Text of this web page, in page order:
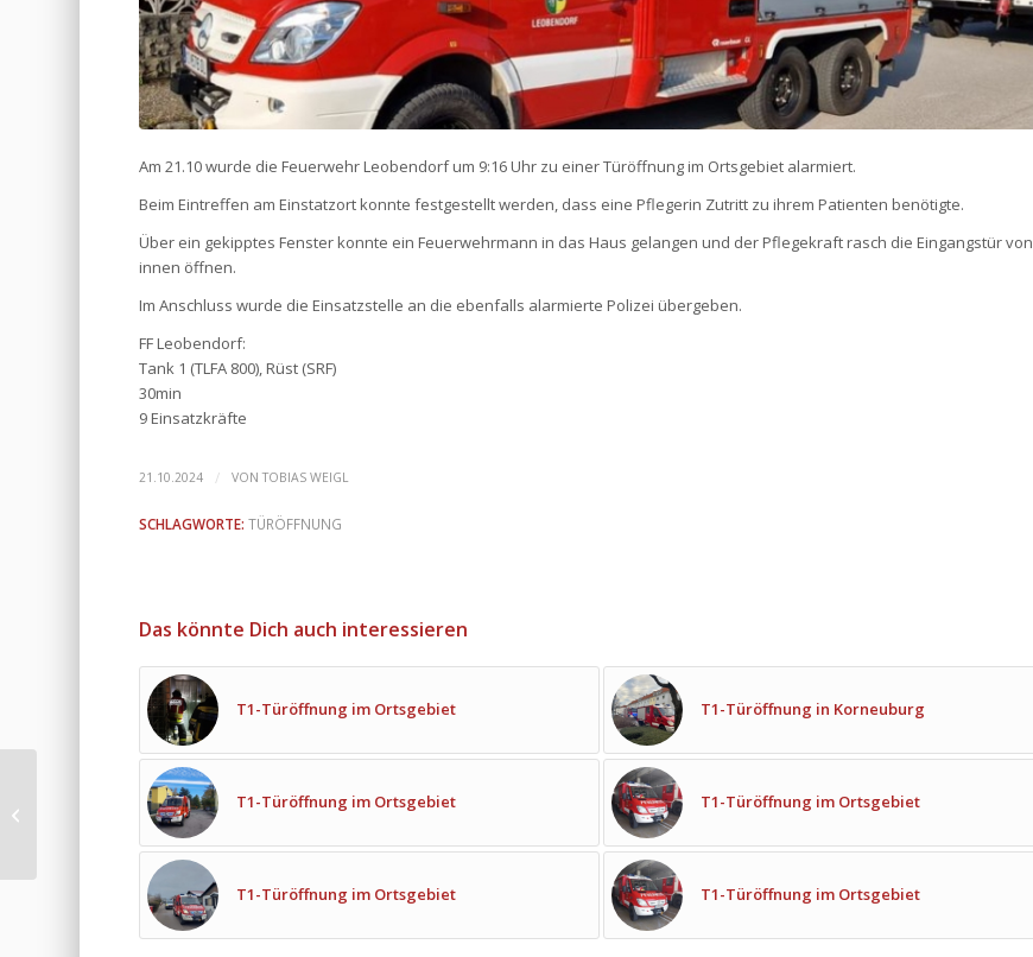
Am 21.10 wurde die Feuerwehr Leobendorf um 9:16 Uhr zu einer Türöffnung im Ortsgebiet alarmiert.
Beim Eintreffen am Einstatzort konnte festgestellt werden, dass eine Pflegerin Zutritt zu ihrem Patienten benötigte.
Über ein gekipptes Fenster konnte ein Feuerwehrmann in das Haus gelangen und der Pflegekraft rasch die Eingangstür von
innen öffnen.
Im Anschluss wurde die Einsatzstelle an die ebenfalls alarmierte Polizei übergeben.
FF Leobendorf:
Tank 1 (TLFA 800), Rüst (SRF)
30min
9 Einsatzkräfte
21.10.2024 / VONTOBIAS WEIGL
SCHLAGWORTE: TÜRÖFFNUNG
Das könnte Dich auch interessieren
T1-Türöffnung im Ortsgebiet T1-Türöffnung in Korneuburg
T1-Türöffnung im Ortsgebiet T1-Türöffnung im Ortsgebiet
T1-Türöffnung im Ortsgebiet T1-Türöffnung im Ortsgebiet